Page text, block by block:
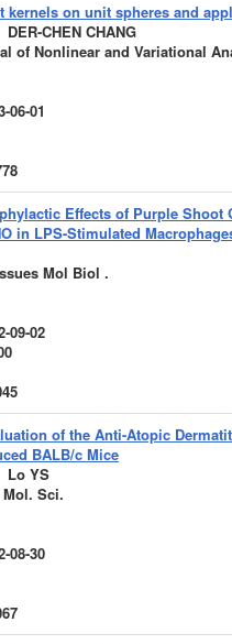
kernels on unit spheres and
DER-CHEN CHANG
of Nonlinear and Variational
06-01
Effects of Purple Shoot
in LPS-Stimulated
Mol Biol .
09-02
of the Anti-Atopic
BALB/c Mice
Lo YS
Sci.
08-30